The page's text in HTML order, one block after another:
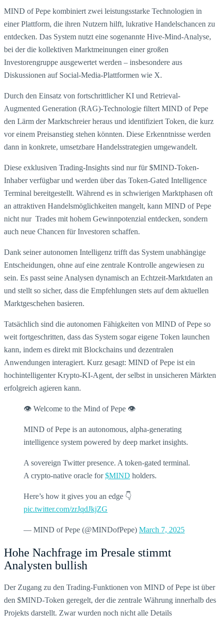
MIND of Pepe kombiniert zwei leistungsstarke Technologien in
einer Plattform, die ihren Nutzern hilft, lukrative Handelschancen zu
entdecken. Das System nutzt eine sogenannte Hive-Mind-Analyse,
bei der die kollektiven Marktmeinungen einer großen
Investorengruppe ausgewertet werden – insbesondere aus
Diskussionen auf Social-Media-Plattformen wie X.
Durch den Einsatz von fortschrittlicher KI und Retrieval-
Augmented Generation (RAG)-Technologie filtert MIND of Pepe
den Lärm der Marktschreier heraus und identifiziert Token, die kurz
vor einem Preisanstieg stehen könnten. Diese Erkenntnisse werden
dann in konkrete, umsetzbare Handelsstrategien umgewandelt.
Diese exklusiven Trading-Insights sind nur für $MIND-Token-
Inhaber verfügbar und werden über das Token-Gated Intelligence
Terminal bereitgestellt. Während es in schwierigen Marktphasen oft
an attraktiven Handelsmöglichkeiten mangelt, kann MIND of Pepe
nicht nur Trades mit hohem Gewinnpotenzial entdecken, sondern
auch neue Chancen für Investoren schaffen.
Dank seiner autonomen Intelligenz trifft das System unabhängige
Entscheidungen, ohne auf eine zentrale Kontrolle angewiesen zu
sein. Es passt seine Analysen dynamisch an Echtzeit-Marktdaten an
und stellt so sicher, dass die Empfehlungen stets auf dem aktuellen
Marktgeschehen basieren.
Tatsächlich sind die autonomen Fähigkeiten von MIND of Pepe so
weit fortgeschritten, dass das System sogar eigene Token launchen
kann, indem es direkt mit Blockchains und dezentralen
Anwendungen interagiert. Kurz gesagt: MIND of Pepe ist ein
hochintelligenter Krypto-KI-Agent, der selbst in unsicheren Märkten
erfolgreich agieren kann.
👁 Welcome to the Mind of Pepe 👁
MIND of Pepe is an autonomous, alpha-generating
intelligence system powered by deep market insights.
A sovereign Twitter presence. A token-gated terminal.
A crypto-native oracle for$MIND holders.
Here’s how it gives you an edge 👇
pic.twitter.com/zrJqdJkjZG
— MIND of Pepe (@MINDofPepe) March 7, 2025
Hohe Nachfrage im Presale stimmt
Analysten bullish
Der Zugang zu den Trading-Funktionen von MIND of Pepe ist über
den $MIND-Token geregelt, der die zentrale Währung innerhalb des
Projekts darstellt. Zwar wurden noch nicht alle Details